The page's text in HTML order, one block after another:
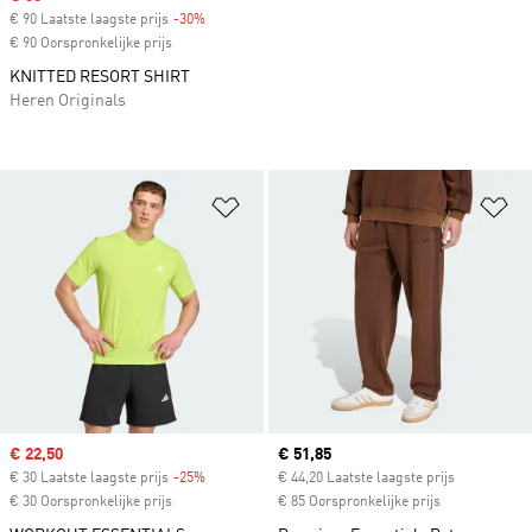
Op verlanglijst zetten
Sale price
€ 22,50
€ 30 Laatste laagste prijs -25%
€ 30 Oorspronkelijke prijs
Current price
€ 51,85
€ 44,20 Laatste laagste prijs
€ 85 Oorspronkelijke prijs
€ 90 Laatste laagste prijs -30%
€ 90 Oorspronkelijke prijs
KNITTED RESORT SHIRT
Heren Originals